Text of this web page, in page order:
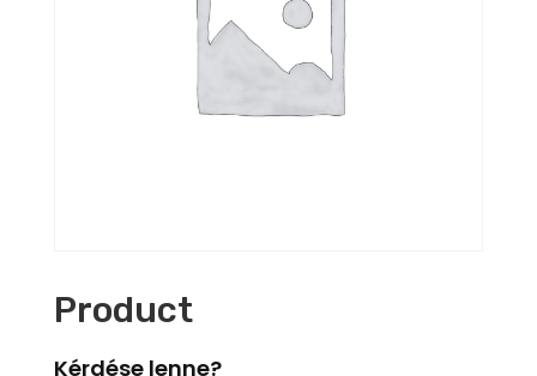
Product
Kérdése lenne?